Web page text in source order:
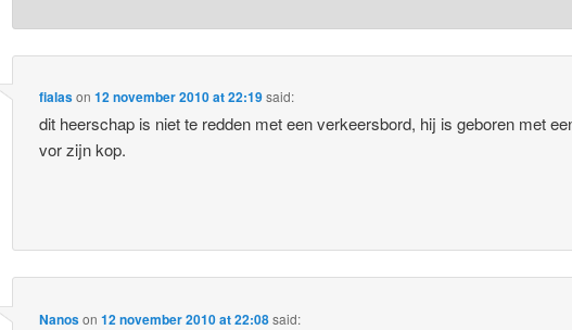
fialason12 november 2010 at 22:19said:
dit heerschap is niet te redden met een verkeersbord, hij is geboren met
vor zijn kop.
Nanoson12 november 2010 at 22:08said: